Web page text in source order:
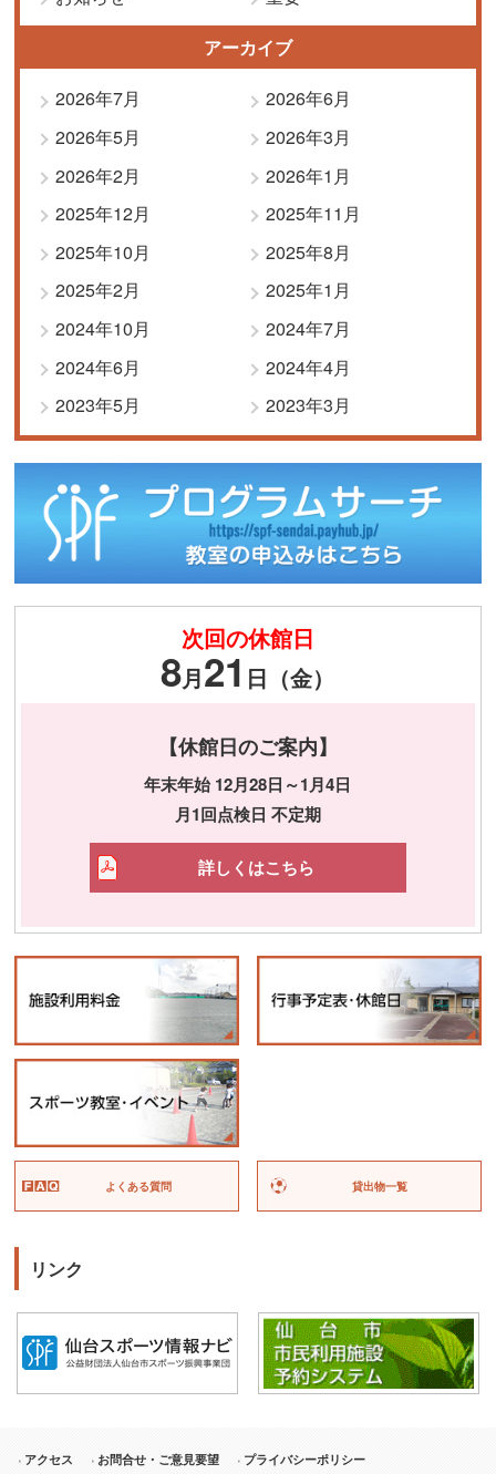
アーカイブ
2026年7月
2026年6月
2026年5月
2026年3月
2026年2月
2026年1月
2025年12月
2025年11月
2025年10月
2025年8月
2025年2月
2025年1月
2024年10月
2024年7月
2024年6月
2024年4月
2023年5月
2023年3月
次回の休館日
8月21 日（金）
【休館日のご案内】
年末年始 12月28日～1月4日
月1回点検日 不定期
詳しくはこちら
よくある質問 貸出物一覧
リンク
アクセス お問合せ・ご意見要望 プライバシーポリシー